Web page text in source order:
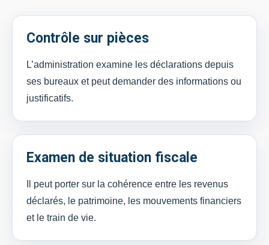
Contrôle sur pièces
L’administration examine les déclarations depuis
ses bureaux et peut demander des informations ou
justificatifs.
Examen de situation fiscale
Il peut porter sur la cohérence entre les revenus
déclarés, le patrimoine, les mouvements financiers
et le train de vie.